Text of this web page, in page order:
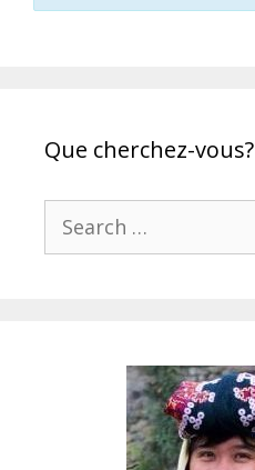
Que cherchez-vous?
Search